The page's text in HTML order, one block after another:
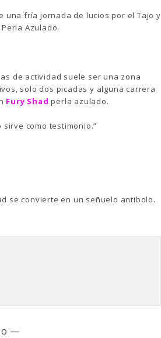
una fría jornada de lucios por el Tajo y
Azulado.
de actividad suele ser una zona
solo dos picadas y alguna carrera
Fury Shad perla azulado.
como testimonio.”
se convierte en un señuelo antibolo.
—